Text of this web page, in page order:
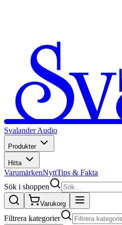
Svalander Audio
Produkter
Hitta
VarumärkenNyttTips & Fakta
Sök i shoppen
Varukorg
Filtrera kategorier